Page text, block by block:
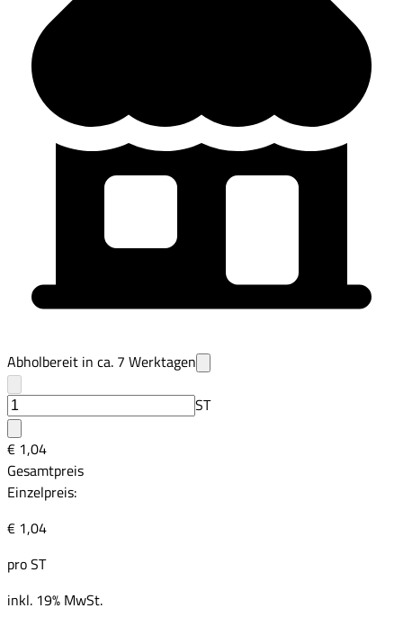
Abholbereit in ca. 7 Werktagen
ST
€ 1,04
Gesamtpreis
Einzelpreis:
€ 1,04
proST
inkl. 19% MwSt.